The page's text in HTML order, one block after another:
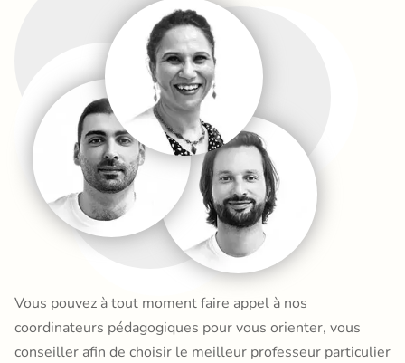
Vous pouvez à tout moment faire appel à nos
coordinateurs pédagogiques pour vous orienter, vous
conseiller afin de choisir le meilleur professeur particulier